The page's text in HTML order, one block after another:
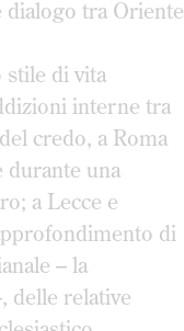
dialogo tra Oriente
stile di vita
interne tra
credo, a Roma
durante una
a Lecce e
di
– la
delle relative